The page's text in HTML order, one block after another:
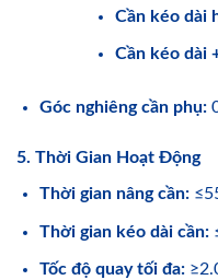
Cần kéo dài
Cần kéo dài
Góc nghiêng cần phụ:
5. Thời Gian Hoạt Động
Thời gian nâng cần:
Thời gian kéo dài cần:
Tốc độ quay tối đa: